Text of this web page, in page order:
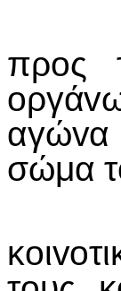
Ο
πρoς
αγώvα
σώμα
Στη